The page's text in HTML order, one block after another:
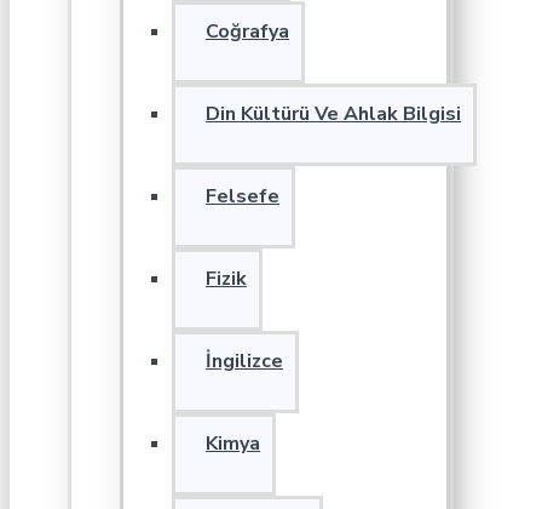
Coğrafya
Din Kültürü Ve Ahlak Bilgisi
Felsefe
Fizik
İngilizce
Kimya